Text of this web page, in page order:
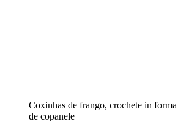
Coxinhas de frango, crochete in forma
de copanele